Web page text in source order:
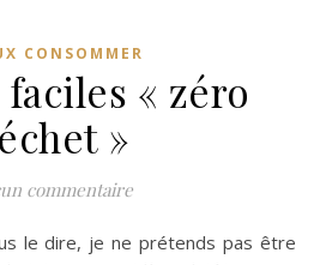
CONSOMMER
faciles « zéro
»
commentaire